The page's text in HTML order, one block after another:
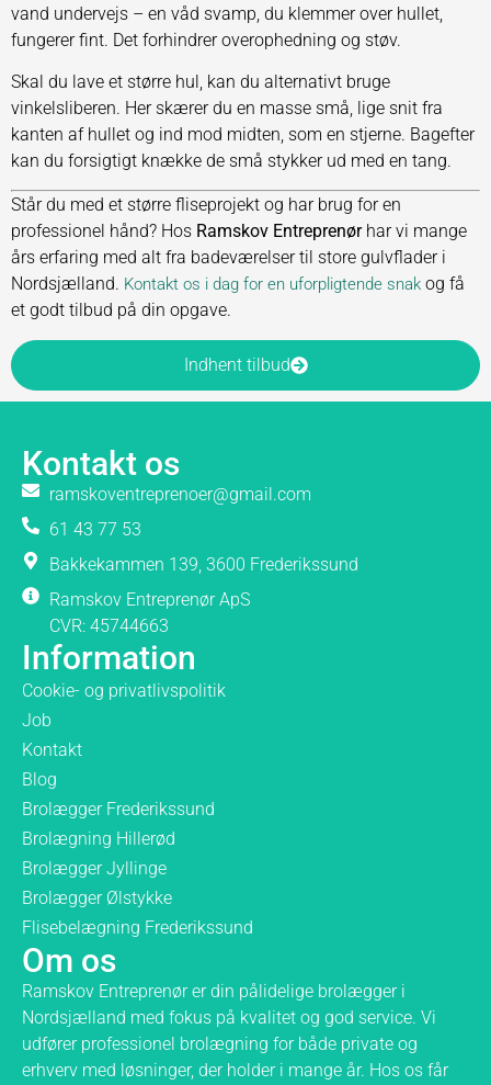
vand undervejs – en våd svamp, du klemmer over hullet,
fungerer fint. Det forhindrer overophedning og støv.
Skal du lave et større hul, kan du alternativt bruge
vinkelsliberen. Her skærer du en masse små, lige snit fra
kanten af hullet og ind mod midten, som en stjerne. Bagefter
kan du forsigtigt knække de små stykker ud med en tang.
Står du med et større fliseprojekt og har brug for en
professionel hånd? Hos Ramskov Entreprenørhar vi mange
års erfaring med alt fra badeværelser til store gulvflader i
Nordsjælland. Kontakt os i dag for en uforpligtende snak og få
et godt tilbud på din opgave.
Indhent tilbud
Kontakt os
ramskoventreprenoer@gmail.com
61 43 77 53
Bakkekammen 139, 3600 Frederikssund
Ramskov Entreprenør ApS
CVR: 45744663
Information
Cookie- og privatlivspolitik
Job
Kontakt
Blog
Brolægger Frederikssund
Brolægning Hillerød
Brolægger Jyllinge
Brolægger Ølstykke
Flisebelægning Frederikssund
Om os
Ramskov Entreprenør er din pålidelige brolægger i
Nordsjælland med fokus på kvalitet og god service. Vi
udfører professionel brolægning for både private og
erhverv med løsninger, der holder i mange år. Hos os får